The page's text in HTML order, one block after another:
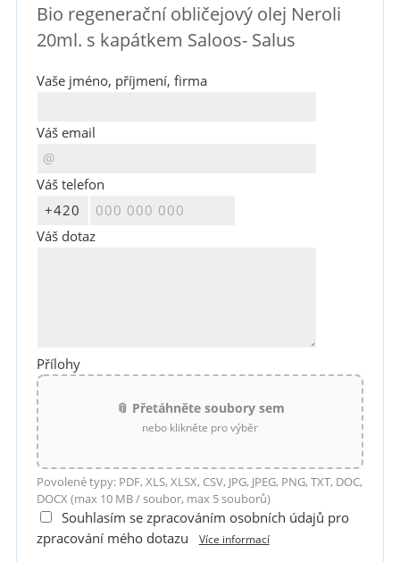
Bio regenerační obličejový olej Neroli
20ml. s kapátkem Saloos- Salus
Vaše jméno, příjmení, firma
Váš email
Váš telefon
Váš dotaz
Přílohy
📎 Přetáhněte soubory sem
nebo klikněte pro výběr
Povolené typy: PDF, XLS, XLSX, CSV, JPG, JPEG, PNG, TXT, DOC,
DOCX (max 10 MB / soubor, max 5 souborů)
Souhlasím se zpracováním osobních údajů pro
zpracování mého dotazu
Více informací